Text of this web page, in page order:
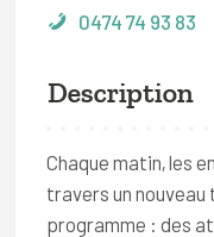
0474 74 93 83
Description
Chaque matin, les
travers un
programme : des